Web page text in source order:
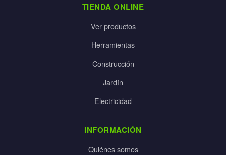
TIENDA ONLINE
Ver productos
Herramientas
Construcción
Jardín
Electricidad
INFORMACIÓN
Quiénes somos